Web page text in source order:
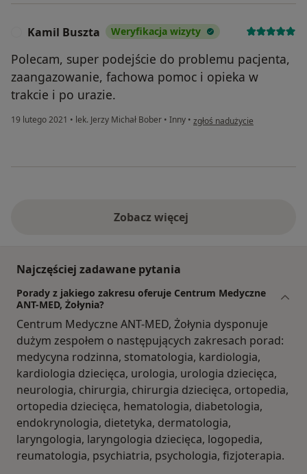
Kamil Buszta Weryfikacja wizyty
Polecam, super podejście do problemu pacjenta,
zaangazowanie, fachowa pomoc i opieka w
trakcie i po urazie.
19 lutego 2021 • lek. Jerzy Michał Bober • Inny • w opinii użytkownika Kamil
zgłoś nadużycie
Zobacz więcej
Najczęściej zadawane pytania
Porady z jakiego zakresu oferuje Centrum Medyczne
ANT-MED, Żołynia?
Centrum Medyczne ANT-MED, Żołynia dysponuje
dużym zespołem o następujących zakresach porad:
medycyna rodzinna, stomatologia, kardiologia,
kardiologia dziecięca, urologia, urologia dziecięca,
neurologia, chirurgia, chirurgia dziecięca, ortopedia,
ortopedia dziecięca, hematologia, diabetologia,
endokrynologia, dietetyka, dermatologia,
laryngologia, laryngologia dziecięca, logopedia,
reumatologia, psychiatria, psychologia, fizjoterapia.